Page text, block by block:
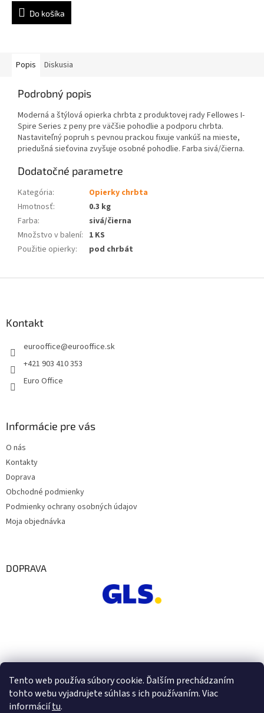
Tento web používa súbory cookie. Ďalším prechádzaním
tohto webu vyjadrujete súhlas s ich používaním. Viac
informáciítu.
Do košíka
Popis Diskusia
Podrobný popis
Moderná a štýlová opierka chrbta z produktovej rady Fellowes I-
Spire Series z peny pre väčšie pohodlie a podporu chrbta.
Nastaviteľný popruh s pevnou prackou fixuje vankúš na mieste,
priedušná sieťovina zvyšuje osobné pohodlie. Farba sivá/čierna.
Dodatočné parametre
Kategória:
Opierky chrbta
Hmotnosť:
0.3 kg
Farba:
sivá/čierna
Množstvo v balení: 1 KS
Použitie opierky: pod chrbát
Kontakt
eurooffice@eurooffice.sk
+421 903 410 353
Euro Office
Informácie pre vás
O nás
Kontakty
Doprava
Obchodné podmienky
Podmienky ochrany osobných údajov
Moja objednávka
DOPRAVA